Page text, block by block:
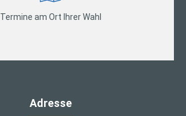
Termine am Ort Ihrer Wahl
Adresse